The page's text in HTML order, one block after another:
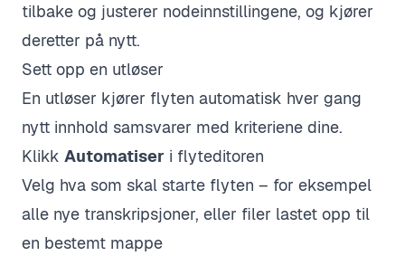
tilbake og justerer nodeinnstillingene, og kjører
deretter på nytt.
Sett opp en utløser
En utløser kjører flyten automatisk hver gang
nytt innhold samsvarer med kriteriene dine.
Klikk Automatiser i flyteditoren
Velg hva som skal starte flyten – for eksempel
alle nye transkripsjoner, eller filer lastet opp til
en bestemt mappe